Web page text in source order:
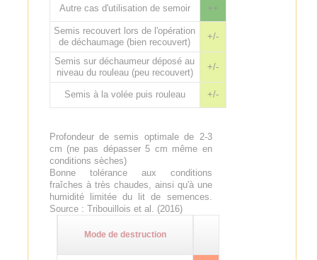
Autre cas d'utilisation de semoir ++
Semis recouvert lors de l'opération
de déchaumage (bien recouvert)
+/-
Semis sur déchaumeur déposé au
niveau du rouleau (peu recouvert)
+/-
Semis à la volée puis rouleau +/-
Profondeur de semis optimale de 2-3
cm (ne pas dépasser 5 cm même en
conditions sèches)
Bonne tolérance aux conditions
fraîches à très chaudes, ainsi qu'à une
humidité limitée du lit de semences.
Source : Tribouillois et al. (2016)
Mode de destruction